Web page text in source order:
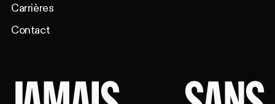
Carrières
Contact